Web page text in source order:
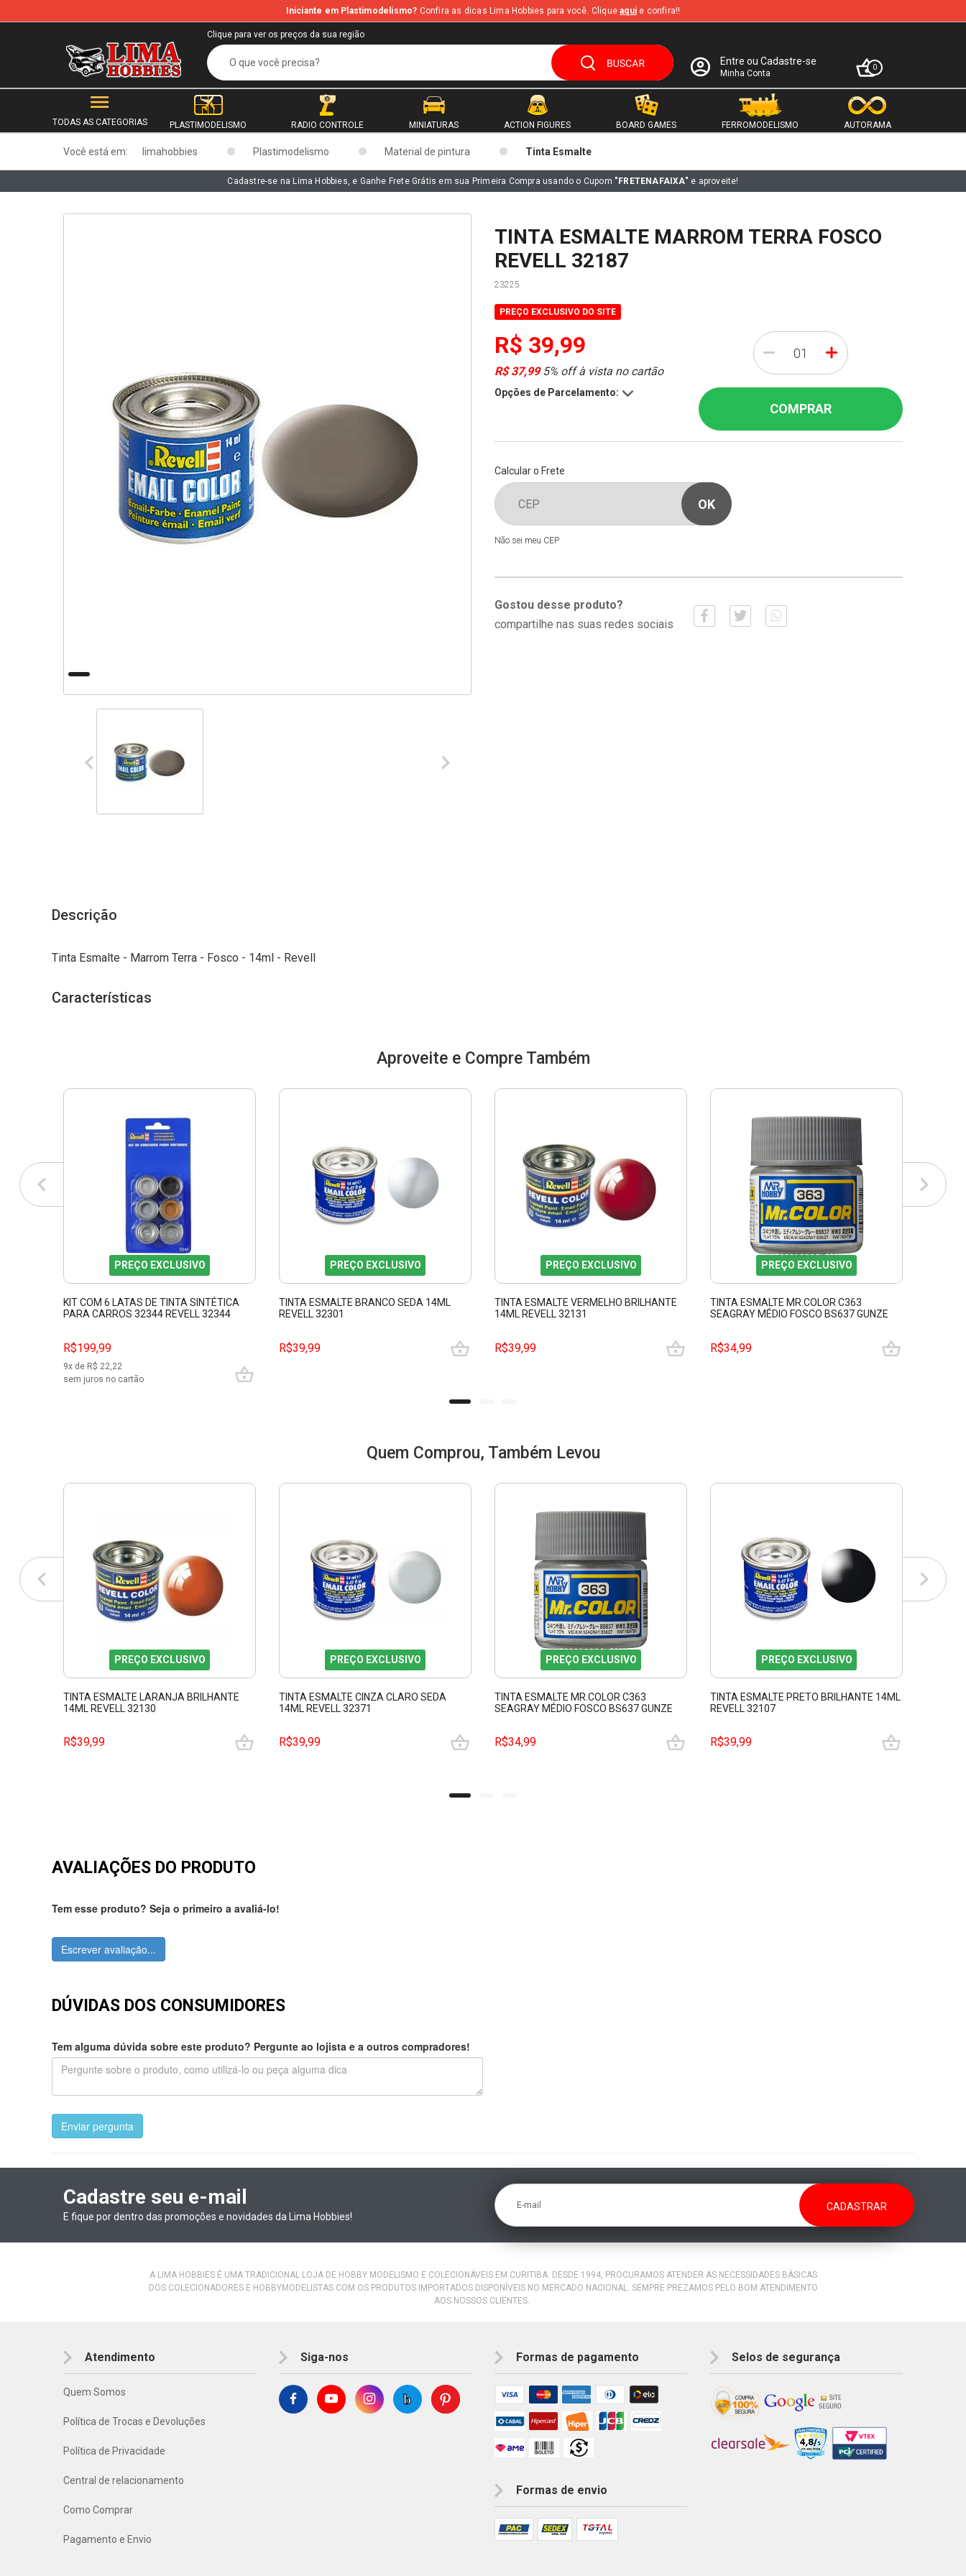
b
Iniciante em Plastimodelismo? Confira as dicas Lima Hobbies para você. Cliqueaqui e confira!!
Clique para ver os preços da sua região
Entre ou Cadastre-se
Minha Conta
0
TODAS AS CATEGORIAS PLASTIMODELISMO RADIO CONTROLE MINIATURAS ACTION FIGURES BOARD GAMES FERROMODELISMO AUTORAMA
Você está em: limahobbies Plastimodelismo Material de pintura Tinta Esmalte
Cadastre-se na Lima Hobbies, e Ganhe Frete Grátis em sua Primeira Compra usando o Cupom "FRETENAFAIXA" e aproveite!
TINTA ESMALTE MARROM TERRA FOSCO
REVELL 32187
23225
PREÇO EXCLUSIVO DO SITE
R$ 39,99
R$ 37,995% off à vista no cartão
Opções de Parcelamento:
- +
COMPRAR
Calcular o Frete
Não sei meu CEP
Gostou desse produto?
compartilhe nas suas redes sociais
Descrição
Tinta Esmalte - Marrom Terra - Fosco - 14ml - Revell
Características
Aproveite e Compre Também
PREÇO EXCLUSIVO
KIT COM 6 LATAS DE TINTA SINTÉTICA
PARA CARROS 32344 REVELL 32344
R$199,99
9x de R$ 22,22
sem juros no cartão
PREÇO EXCLUSIVO
TINTA ESMALTE BRANCO SEDA 14ML
REVELL 32301
R$39,99
PREÇO EXCLUSIVO
TINTA ESMALTE VERMELHO BRILHANTE
14ML REVELL 32131
R$39,99
PREÇO EXCLUSIVO
TINTA ESMALTE MR.COLOR C363
SEAGRAY MÉDIO FOSCO BS637 GUNZE
R$34,99
Quem Comprou, Também Levou
PREÇO EXCLUSIVO
TINTA ESMALTE LARANJA BRILHANTE
14ML REVELL 32130
R$39,99
PREÇO EXCLUSIVO
TINTA ESMALTE CINZA CLARO SEDA
14ML REVELL 32371
R$39,99
PREÇO EXCLUSIVO
TINTA ESMALTE MR.COLOR C363
SEAGRAY MÉDIO FOSCO BS637 GUNZE
R$34,99
PREÇO EXCLUSIVO
TINTA ESMALTE PRETO BRILHANTE 14ML
REVELL 32107
R$39,99
AVALIAÇÕES DO PRODUTO
Tem esse produto? Seja o primeiro a avaliá-lo!
Escrever avaliação...
DÚVIDAS DOS CONSUMIDORES
Tem alguma dúvida sobre este produto? Pergunte ao lojista e a outros compradores!
Enviar pergunta
Cadastre seu e-mail
E fique por dentro das promoções e novidades da Lima Hobbies!
E-mail
A LIMA HOBBIES É UMA TRADICIONAL LOJA DE HOBBY MODELISMO E COLECIONÁVEIS EM CURITIBA. DESDE 1994, PROCURAMOS ATENDER AS NECESSIDADES BÁSICAS
DOS COLECIONADORES E HOBBYMODELISTAS COM OS PRODUTOS IMPORTADOS DISPONÍVEIS NO MERCADO NACIONAL. SEMPRE PREZAMOS PELO BOM ATENDIMENTO
AOS NOSSOS CLIENTES.
Atendimento
Quem Somos
Política de Trocas e Devoluções
Política de Privacidade
Central de relacionamento
Como Comprar
Pagamento e Envio
Siga-nos Formas de pagamento
Formas de envio
Selos de segurança